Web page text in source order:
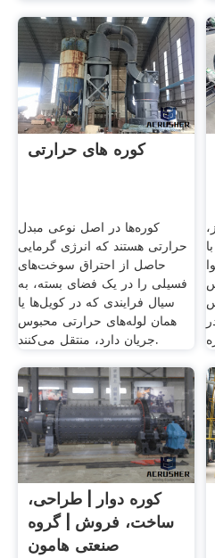
کوره های حرارتی
کوره‌ها در اصل نوعی مبدل
حرارتی هستند که انرژی گرمایی
حاصل از احتراق سوخت‌های
فسیلی را در یک فضای بسته، به
سیال فرایندی که در کویل‌ها یا
همان لوله‌های حرارتی محبوس
جریان دارد، منتقل می‌کنند.
کوره دوار | طراحی،
ساخت، فروش | گروه
صنعتی هامون